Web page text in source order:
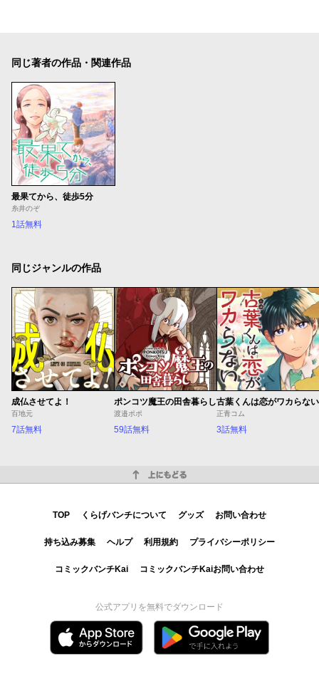
同じ著者の作品・関連作品
最果てから、徒歩5分
糸井のぞ
1話無料
同じジャンルの作品
成仏させてよ！
百地元
7話無料
ポンコツ魔王の田舎暮らし
渡邉ポポ
59話無料
古葉くんは恋がワカらない
正青コム
3話無料
TOP くらげバンチについて グッズ お問い合わせ
持ち込み募集 ヘルプ 利用規約 プライバシーポリシー
コミックバンチKai コミックバンチKaiお問い合わせ
公式アプリを無料でダウンロード